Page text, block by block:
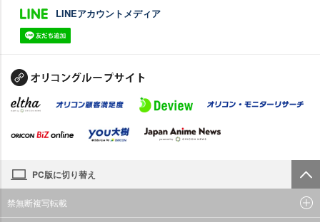
LINEアカウントメディア
PC版に切り替え
禁無断複写転載